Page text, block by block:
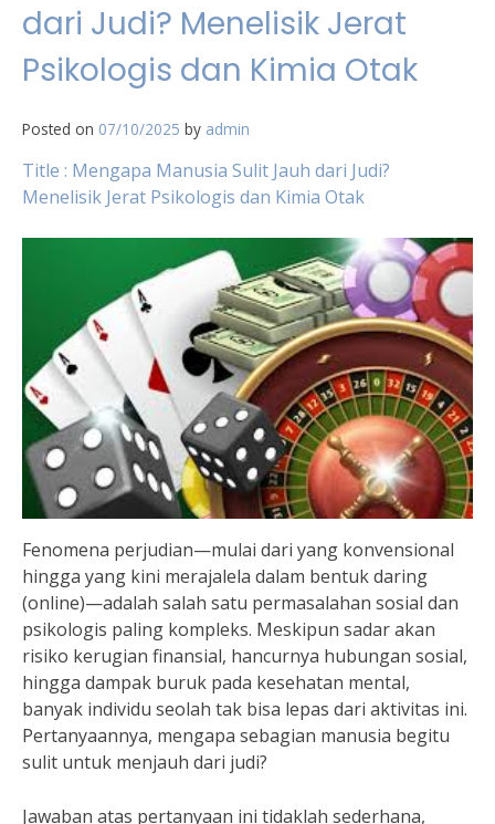
dari Judi? Menelisik Jerat
Psikologis dan Kimia Otak
Posted on 07/10/2025 by admin
Title : Mengapa Manusia Sulit Jauh dari Judi?
Menelisik Jerat Psikologis dan Kimia Otak
Fenomena perjudian—mulai dari yang konvensional
hingga yang kini merajalela dalam bentuk daring
(online)—adalah salah satu permasalahan sosial dan
psikologis paling kompleks. Meskipun sadar akan
risiko kerugian finansial, hancurnya hubungan sosial,
hingga dampak buruk pada kesehatan mental,
banyak individu seolah tak bisa lepas dari aktivitas ini.
Pertanyaannya, mengapa sebagian manusia begitu
sulit untuk menjauh dari judi?
Jawaban atas pertanyaan ini tidaklah sederhana,